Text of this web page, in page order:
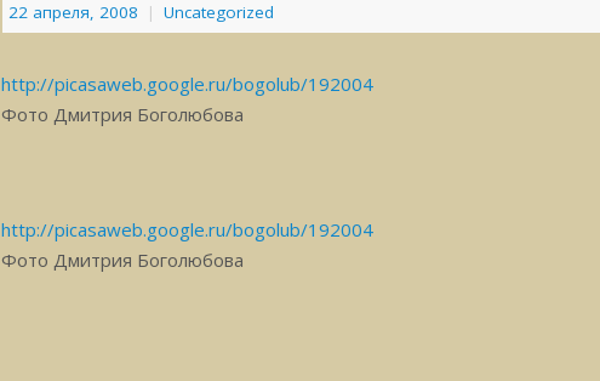
22 апреля, 2008 | Uncategorized
http://picasaweb.google.ru/bogolub/192004
Фото Дмитрия Боголюбова
http://picasaweb.google.ru/bogolub/192004
Фото Дмитрия Боголюбова